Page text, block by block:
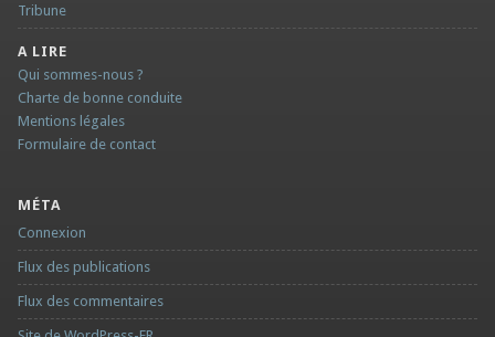
Tribune
A LIRE
Qui sommes-nous ?
Charte de bonne conduite
Mentions légales
Formulaire de contact
MÉTA
Connexion
Flux des publications
Flux des commentaires